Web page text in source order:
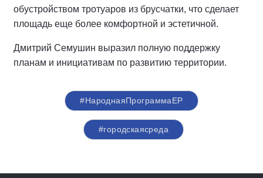
обустройством тротуаров из брусчатки, что сделает
площадь еще более комфортной и эстетичной.
Дмитрий Семушин выразил полную поддержку
планам и инициативам по развитию территории.
#НароднаяПрограммаЕР
#городскаясреда